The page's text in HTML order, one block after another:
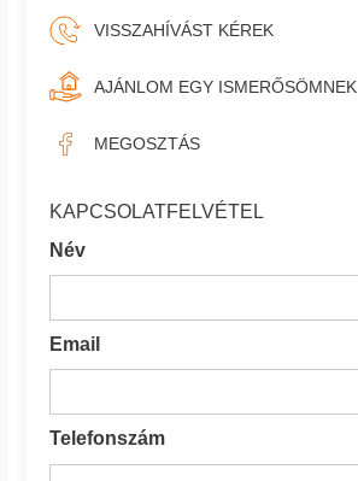
VISSZAHÍVÁST KÉREK
AJÁNLOM EGY ISMERŐSÖMNEK
MEGOSZTÁS
KAPCSOLATFELVÉTEL
Név
Email
Telefonszám